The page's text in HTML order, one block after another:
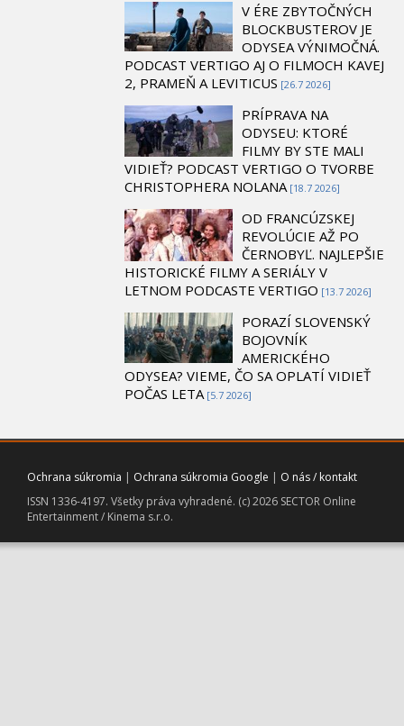
V ÉRE ZBYTOČNÝCH
BLOCKBUSTEROV JE
ODYSEA VÝNIMOČNÁ.
PODCAST VERTIGO AJ O FILMOCH KAVEJ
2, PRAMEŇ A LEVITICUS [26.7 2026]
PRÍPRAVA NA
ODYSEU: KTORÉ
FILMY BY STE MALI
VIDIEŤ? PODCAST VERTIGO O TVORBE
CHRISTOPHERA NOLANA [18.7 2026]
OD FRANCÚZSKEJ
REVOLÚCIE AŽ PO
ČERNOBYĽ. NAJLEPŠIE
HISTORICKÉ FILMY A SERIÁLY V
LETNOM PODCASTE VERTIGO [13.7 2026]
PORAZÍ SLOVENSKÝ
BOJOVNÍK
AMERICKÉHO
ODYSEA? VIEME, ČO SA OPLATÍ VIDIEŤ
POČAS LETA [5.7 2026]
Ochrana súkromia | Ochrana súkromia Google | O nás / kontakt
ISSN 1336-4197. Všetky práva vyhradené. (c) 2026 SECTOR Online
Entertainment / Kinema s.r.o.